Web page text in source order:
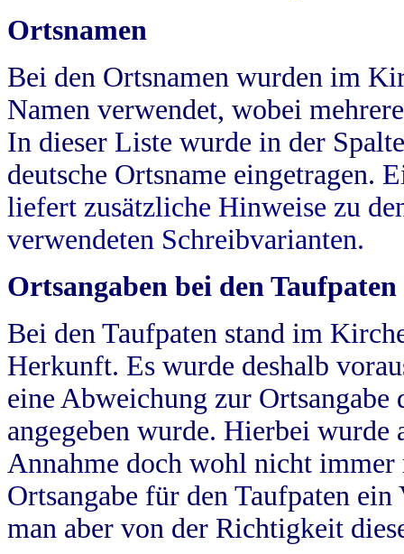
Ortsnamen
Bei den Ortsnamen wurden im
Namen verwendet, wobei
In dieser Liste wurde in der
deutsche Ortsname eingetragen.
liefert zusätzliche Hinweise zu
verwendeten Schreibvarianten.
Ortsangaben bei den Taufpaten
Bei den Taufpaten stand im
Herkunft. Es wurde deshalb
eine Abweichung zur
angegeben wurde. Hierbei wurde
Annahme doch wohl nicht
Ortsangabe für den Taufpaten
man aber von der Richtigkeit